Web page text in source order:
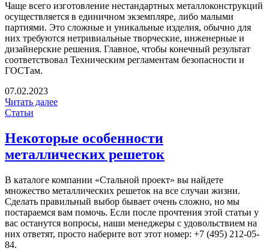
Чаще всего изготовление нестандартных металлоконструкций
осуществляется в единичном экземпляре, либо малыми
партиями. Это сложные и уникальные изделия, обычно для
них требуются нетривиальные творческие, инженерные и
дизайнерские решения. Главное, чтобы конечный результат
соответствовал Техническим регламентам безопасности и
ГОСТам.
07.02.2023
Читать далее
Статьи
Некоторые особенности
металлических решеток
В каталоге компании «Стальной проект» вы найдете
множество металлических решеток на все случаи жизни.
Сделать правильный выбор бывает очень сложно, но мы
постараемся вам помочь. Если после прочтения этой статьи у
вас останутся вопросы, наши менеджеры с удовольствием на
них ответят, просто наберите вот этот номер: +7 (495) 212-05-
84.